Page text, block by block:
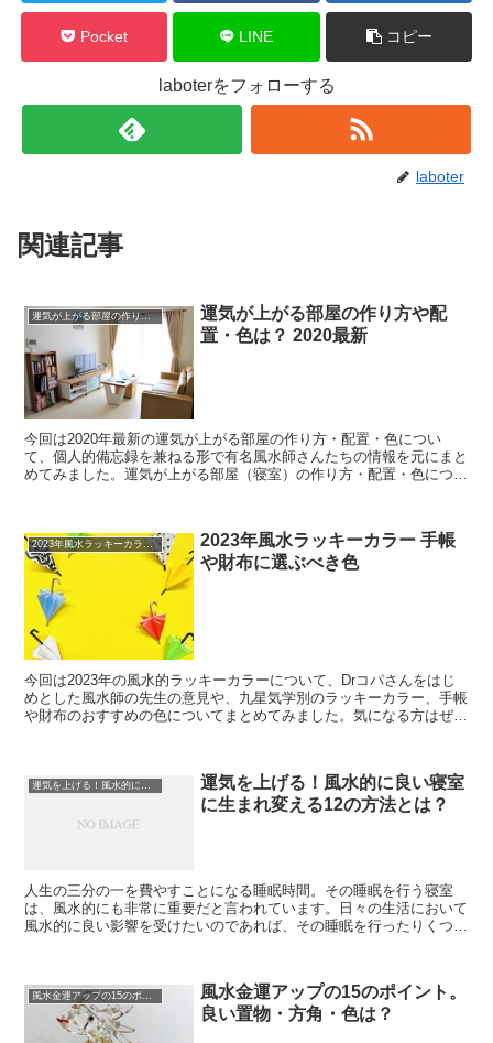
Pocket LINE コピー
laboterをフォローする
laboter
関連記事
運気が上がる部屋の作り方や配置・色は？ 2020最新
運気が上がる部屋の作り方や配
置・色は？ 2020最新
今回は2020年最新の運気が上がる部屋の作り方・配置・色につい
て、個人的備忘録を兼ねる形で有名風水師さんたちの情報を元にまと
めてみました。運気が上がる部屋（寝室）の作り方・配置・色につい
2023年風水ラッキーカラー 手帳や財布に選ぶべき色
2023年風水ラッキーカラー 手帳
や財布に選ぶべき色
今回は2023年の風水的ラッキーカラーについて、Drコパさんをはじ
めとした風水師の先生の意見や、九星気学別のラッキーカラー、手帳
や財布のおすすめの色についてまとめてみました。気になる方はぜひ
運気を上げる！風水的に良い寝室に生まれ変える方法は？
運気を上げる！風水的に良い寝室
に生まれ変える12の方法とは？
人生の三分の一を費やすことになる睡眠時間。その睡眠を行う寝室
は、風水的にも非常に重要だと言われています。日々の生活において
風水的に良い影響を受けたいのであれば、その睡眠を行ったりくつろ
風水金運アップの15のポイント。
良い置物・方角・色は？